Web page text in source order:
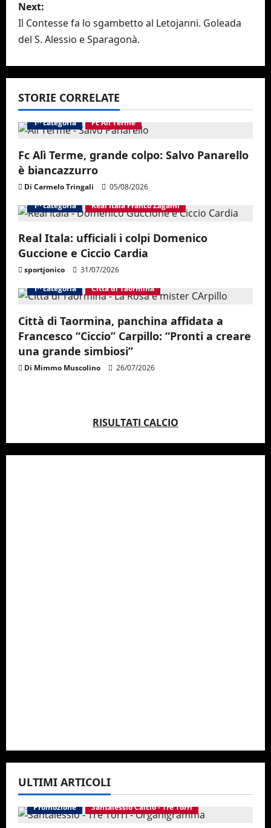
s
t
n
v
i
g
a
t
i
o
n
Next:
Il Contesse fa lo sgambetto al Letojanni. Goleada
del S. Alessio e Sparagonà.
STORIE CORRELATE
1^ categoria Fc Alì Terme
Fc Alì Terme, grande colpo: Salvo Panarello
è biancazzurro
Di Carmelo Tringali
05/08/2026
1^ categoria
Real Itala Franco Zagami
Real Itala: ufficiali i colpi Domenico
Guccione e Ciccio Cardia
sportjonico
31/07/2026
1^ categoria
Città di Taormina
Città di Taormina, panchina affidata a
Francesco “Ciccio” Carpillo: “Pronti a creare
una grande simbiosi”
Di Mimmo Muscolino 26/07/2026
RISULTATI CALCIO
ULTIMI ARTICOLI
Promozione Santalessio Calcio - Tre Torri